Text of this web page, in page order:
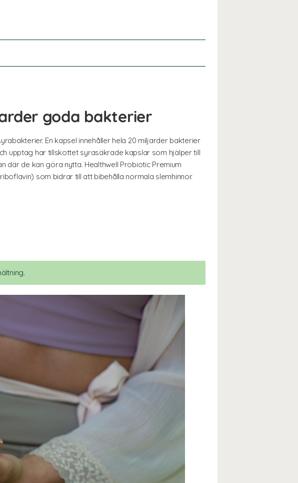
goda bakterier
En kapsel innehåller hela 20 miljarder bakterier
upptag har tillskottet syrasäkrade kapslar som hjälper till
de kan göra nytta. Healthwell Probiotic Premium
som bidrar till att bibehålla normala slemhinnor.